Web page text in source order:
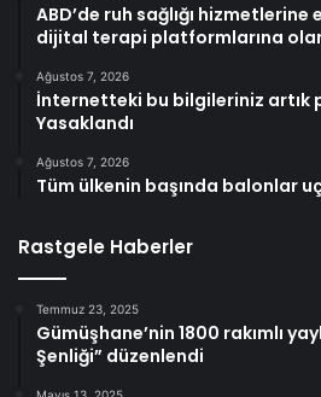
ABD’de ruh sağlığı hizmetlerine
dijital terapi platformlarına
Ağustos 7, 2026
İnternetteki bu bilgileriniz artık
Yasaklandı
Ağustos 7, 2026
Tüm ülkenin başında balonlar
Rastgele Haberler
Temmuz 23, 2025
Gümüşhane’nin 1800 rakımlı
Şenliği” düzenlendi